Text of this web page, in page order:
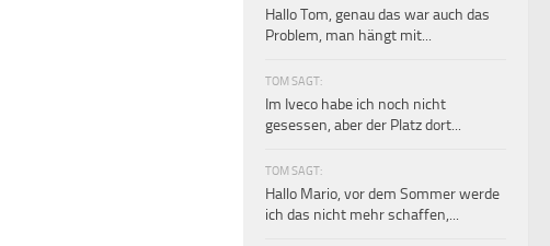
Hallo Tom, genau das war auch das
Problem, man hängt mit...
TOM SAGT:
Im Iveco habe ich noch nicht
gesessen, aber der Platz dort...
TOM SAGT:
Hallo Mario, vor dem Sommer werde
ich das nicht mehr schaffen,...